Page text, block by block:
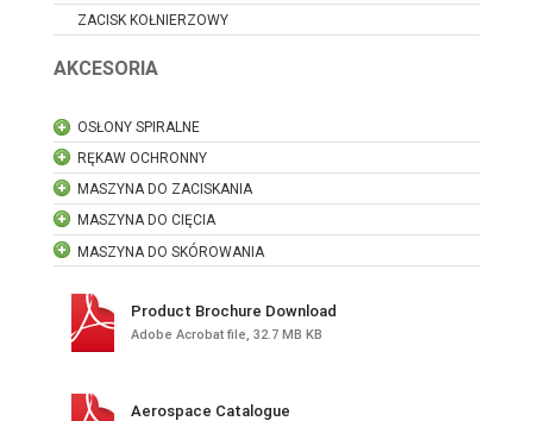
ZACISK KOŁNIERZOWY
AKCESORIA
OSŁONY SPIRALNE
RĘKAW OCHRONNY
MASZYNA DO ZACISKANIA
MASZYNA DO CIĘCIA
MASZYNA DO SKÓROWANIA
Product Brochure Download
Adobe Acrobat file, 32.7 MB KB
Aerospace Catalogue